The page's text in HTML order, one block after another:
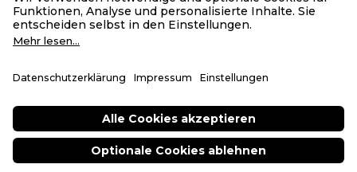
AGB
Datenschutz
Privatsphäre
Deutsch